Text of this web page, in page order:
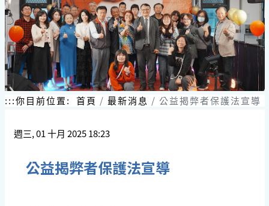
跳
到
主
要
內
容
區
塊
:::你目前位置: 首頁 最新消息 公益揭弊者保護法宣導
週三, 01 十月 2025 18:23
公益揭弊者保護法宣導